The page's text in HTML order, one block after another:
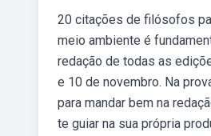
20 citações de filósofos
meio ambiente é
redação de todas as
e 10 de novembro. Na
para mandar bem na
te guiar na sua própria